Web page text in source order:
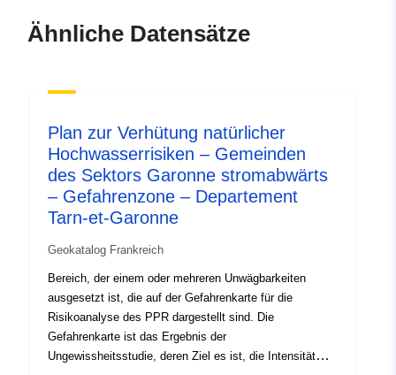
2f87-4eb7-822d-
120066022-srv-867ce825-6785-
4003-a94a-c32bf4388382
Typ:
Ressource:
http://inspire.ec.europa.eu/
Ähnliche Datensätze
Plan zur Verhütung natürlicher
Hochwasserrisiken – Gemeinden
des Sektors Garonne stromabwärts
– Gefahrenzone – Departement
Tarn-et-Garonne
Geokatalog Frankreich
Bereich, der einem oder mehreren Unwägbarkeiten
ausgesetzt ist, die auf der Gefahrenkarte für die
Risikoanalyse des PPR dargestellt sind. Die
Gefahrenkarte ist das Ergebnis der
Ungewissheitsstudie, deren Ziel es ist, die Intensität